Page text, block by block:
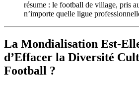
résume : le football de village, pris
n’importe quelle ligue
La Mondialisation Est-
d’Effacer la Diversité
Football ?